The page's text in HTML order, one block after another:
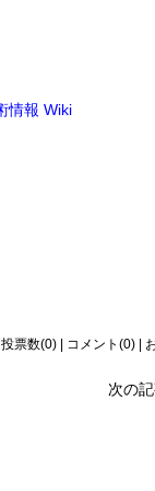
情報 Wiki
| 投票数(0) | コメント(0)
次の